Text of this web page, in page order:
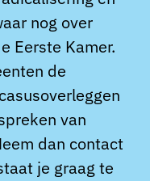
nog over
Eerste Kamer.
de
van
dan contact
je graag te